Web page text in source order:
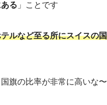
る 」ことです
ルなど至る所にスイスの国
旗の比率が非常に高いな〜